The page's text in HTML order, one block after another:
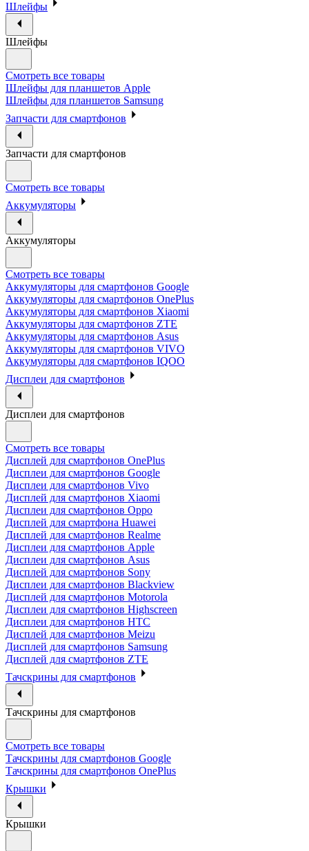
Шлейфы
Шлейфы
Смотреть все товары
Шлейфы для планшетов Apple
Шлейфы для планшетов Samsung
Запчасти для смартфонов
Запчасти для смартфонов
Смотреть все товары
Аккумуляторы
Аккумуляторы
Смотреть все товары
Аккумуляторы для смартфонов Google
Аккумуляторы для смартфонов OnePlus
Аккумуляторы для смартфонов Xiaomi
Аккумуляторы для смартфонов ZTE
Аккумуляторы для cмартфонов Asus
Аккумуляторы для смартфонов VIVO
Аккумуляторы для смартфонов IQOO
Дисплеи для смартфонов
Дисплеи для смартфонов
Смотреть все товары
Дисплей для смартфонов OnePlus
Дисплеи для смартфонов Google
Дисплеи для смартфонов Vivo
Дисплей для смартфонов Xiaomi
Дисплеи для смартфонов Oppo
Дисплей для смартфона Huawei
Дисплей для смартфонов Realme
Дисплеи для смартфонов Apple
Дисплеи для смартфонов Asus
Дисплей для смартфонов Sony
Дисплеи для смартфонов Blackview
Дисплей для смартфонов Motorola
Дисплеи для смартфонов Highscreen
Дисплеи для смартфонов HTC
Дисплей для смартфонов Meizu
Дисплей для смартфонов Samsung
Дисплей для смартфонов ZTE
Тачскрины для смартфонов
Тачскрины для смартфонов
Смотреть все товары
Тачскрины для смартфонов Google
Тачскрины для смартфонов OnePlus
Крышки
Крышки